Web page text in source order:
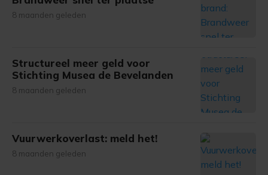
8 maanden geleden
Structureel meer geld voor
Stichting Musea de Bevelanden
8 maanden geleden
Vuurwerkoverlast: meld het!
8 maanden geleden